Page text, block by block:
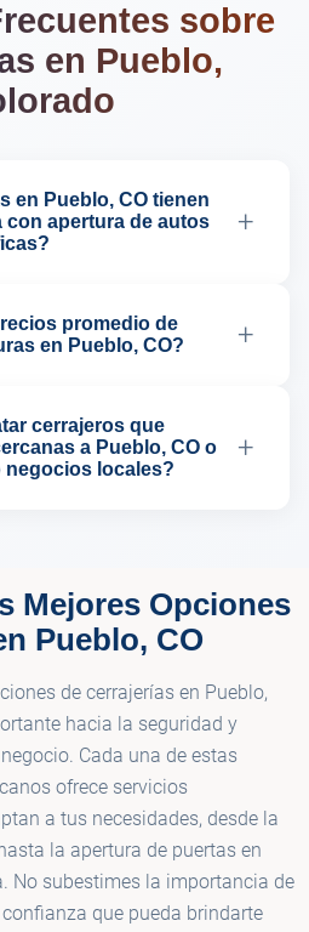
sobre
en Pueblo,
en Pueblo, CO tienen
con apertura de autos
+
promedio de
en Pueblo, CO?
+
cerrajeros que
a Pueblo, CO o
negocios locales?
+
Mejores Opciones
Pueblo, CO
de cerrajerías en Pueblo,
hacia la seguridad y
Cada una de estas
ofrece servicios
a tus necesidades, desde la
la apertura de puertas en
No subestimes la importancia de
que pueda brindarte